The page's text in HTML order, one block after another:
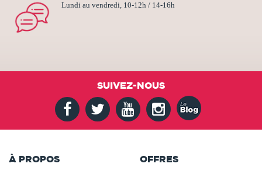
Lundi au vendredi, 10-12h / 14-16h
SUIVEZ-NOUS
À PROPOS OFFRES